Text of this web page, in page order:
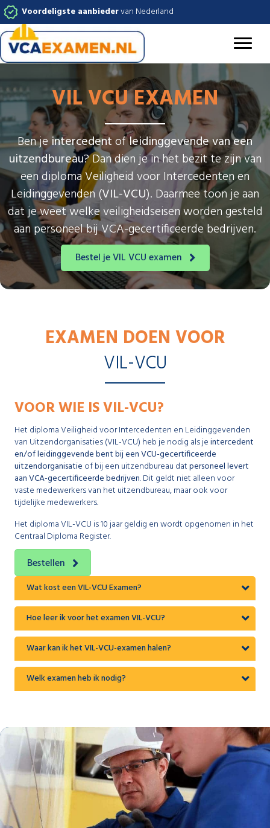
Voordeligste aanbiedervan Nederland
VIL VCU EXAMEN
Ben jeintercedentofleidinggevende van een
uitzendbureau? Dan dien je in het bezit te zijn van
een diploma Veiligheid voor Intercedenten en
Leidinggevenden (VIL-VCU). Daarmee toon je aan
dat je weet welke veiligheidseisen worden gesteld
aan personeel bij VCA-gecertificeerde bedrijven.
Bestel je VIL VCU examen
EXAMEN DOEN VOOR
VIL-VCU
VOOR WIE IS VIL-VCU?
Het diploma Veiligheid voor Intercedenten en Leidinggevenden
van Uitzendorganisaties (VIL-VCU) heb je nodig als jeintercedent
en/of leidinggevende bent bij een VCU-gecertificeerde
uitzendorganisatie of bij een uitzendbureau datpersoneel levert
aan VCA-gecertificeerde bedrijven. Dit geldt niet alleen voor
vaste medewerkers van het uitzendbureau, maar ook voor
tijdelijke medewerkers.
Het diploma VIL-VCU is 10 jaar geldig en wordt opgenomen in het
Centraal Diploma Register.
Bestellen
Wat kost een VIL-VCU Examen?
Hoe leer ik voor het examen VIL-VCU?
Waar kan ik het VIL-VCU-examen halen?
Welk examen heb ik nodig?